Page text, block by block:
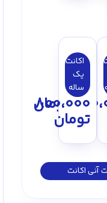
تومان
اکانت
یک
ساله
800،000
تومان
آنی اکانت